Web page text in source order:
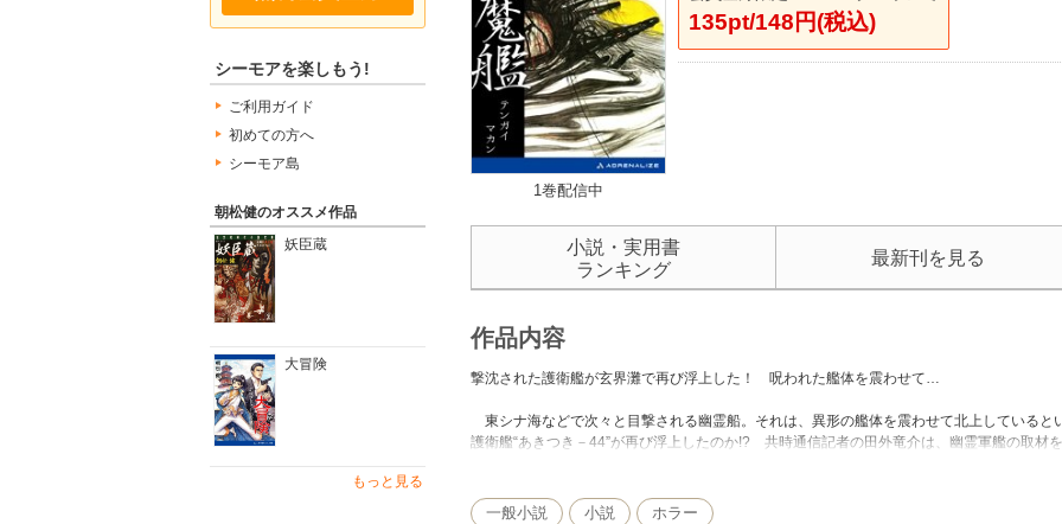
シーモアを楽しもう!
ご利用ガイド
初めての方へ
シーモア島
朝松健のオススメ作品
妖臣蔵
大冒険
もっと見る
1巻配信中
135pt/148円(税込)
小説・実用書
ランキング
最新刊を見る
作品内容
撃沈された護衛艦が玄界灘で再び浮上した！ 呪われた艦体を震わせて…
東シナ海などで次々と目撃される幽霊船。それは、異形の艦体を震わせて北上していると
護衛艦“あきつき－44”が再び浮上したのか!? 共時通信記者の田外竜介は、幽霊軍艦の取材
一般小説 小説 ホラー